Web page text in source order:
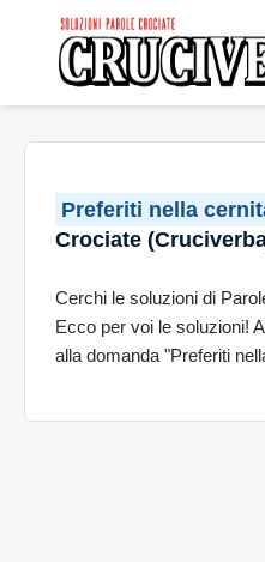
Preferiti nella
Crociate
Cerchi le soluzioni di
Ecco per voi le soluzioni!
alla domanda "Preferiti